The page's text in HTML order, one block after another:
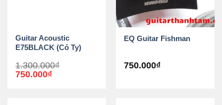
Guitar Acoustic
E75BLACK (Có Ty)
1.300.000₫
Giá
750.000₫Giá
EQ Guitar Fishman
750.000₫